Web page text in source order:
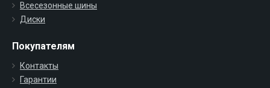
Всесезонные шины
Диски
Покупателям
Контакты
Гарантии